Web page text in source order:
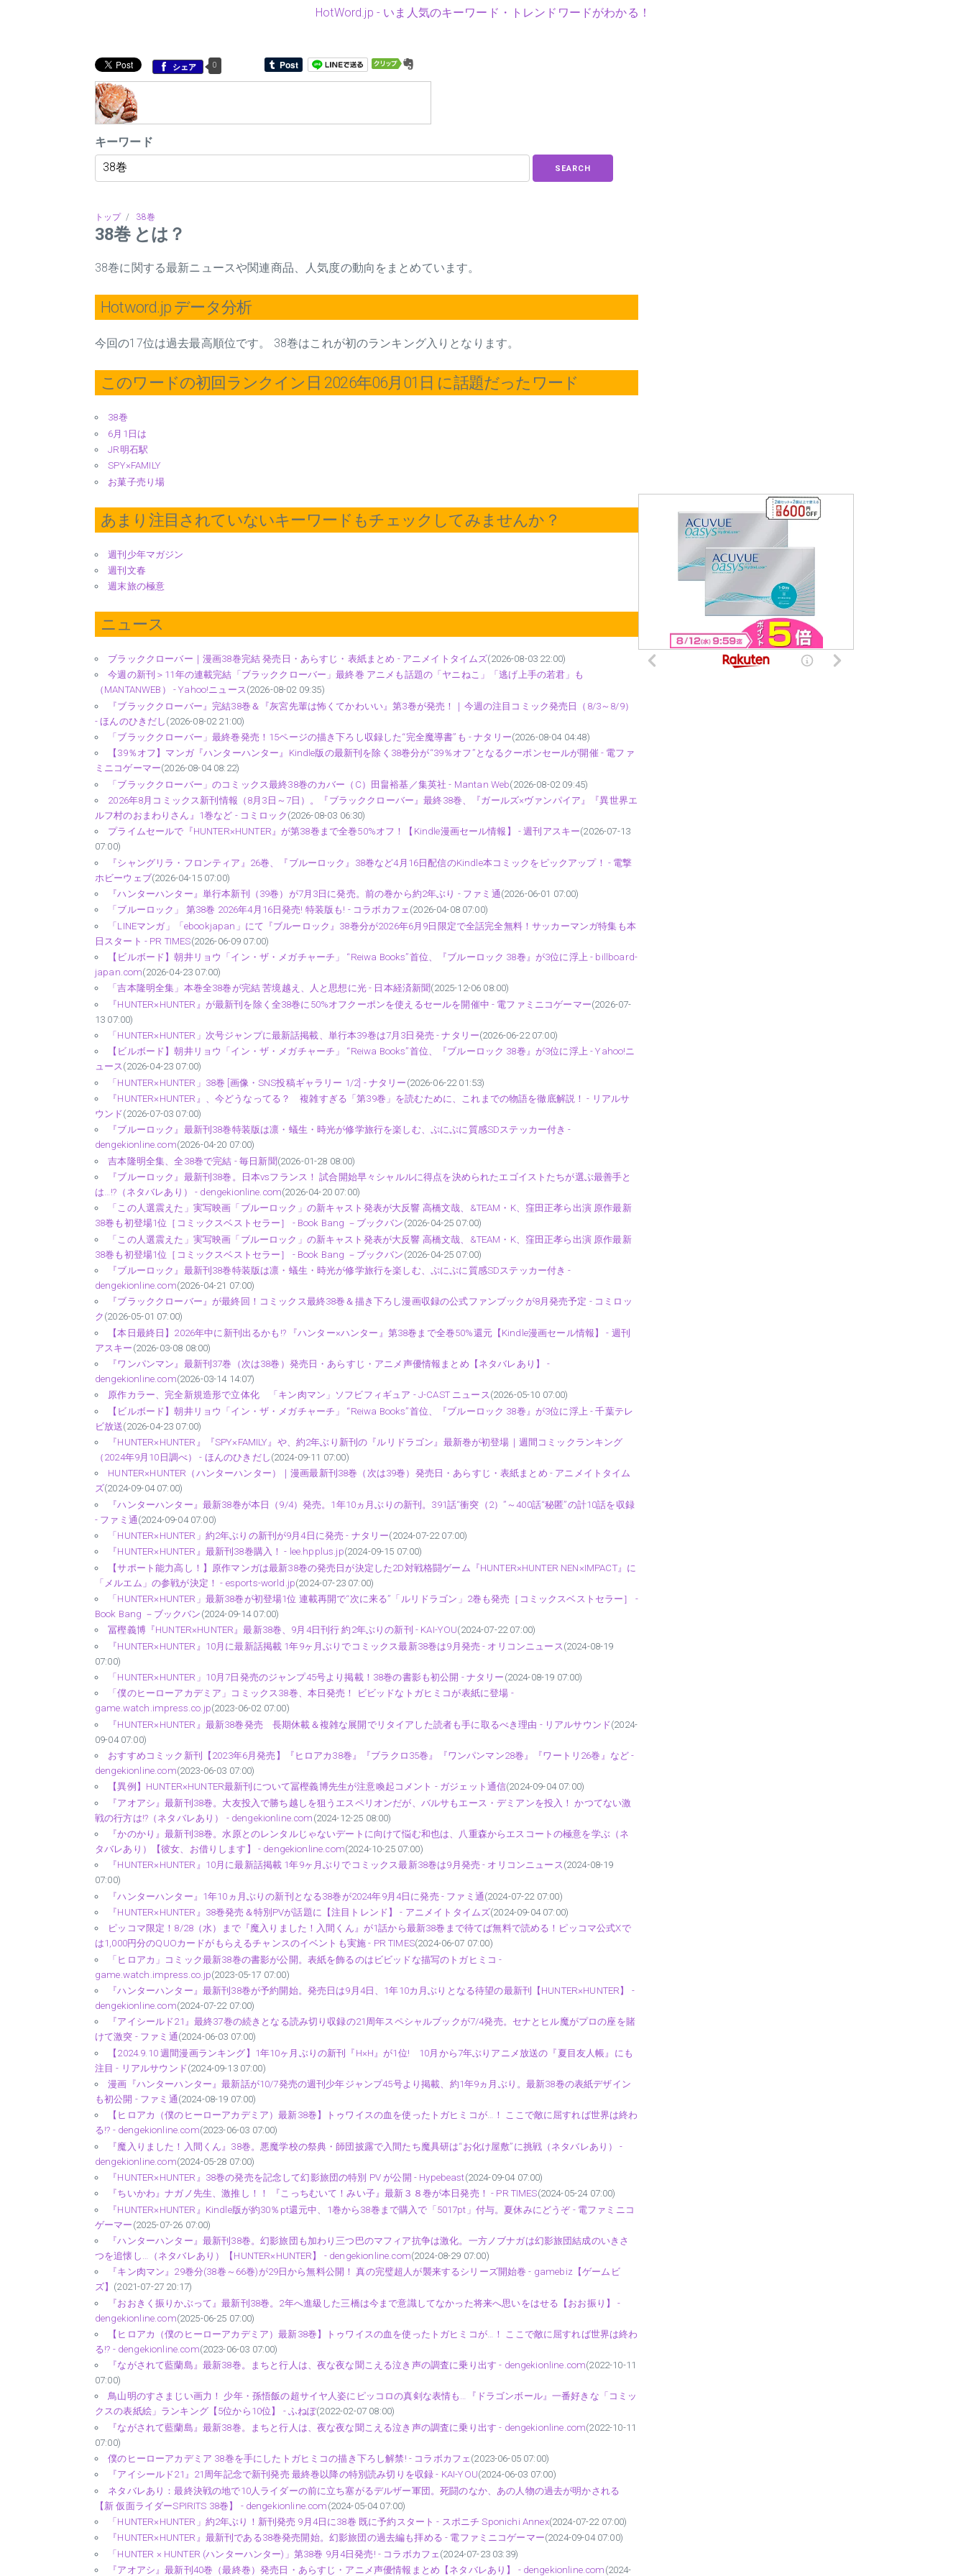
HotWord.jp - いま人気のキーワード・トレンドワードがわかる！
シェア 0
キーワード
SEARCH
トップ/ 38巻
38巻 とは？
38巻に関する最新ニュースや関連商品、人気度の動向をまとめています。
Hotword.jp データ分析
今回の17位は過去最高順位です。 38巻はこれが初のランキング入りとなります。
このワードの初回ランクイン日 2026年06月01日 に話題だったワード
38巻
6月1日は
JR明石駅
SPY×FAMILY
お菓子売り場
あまり注目されていないキーワードもチェックしてみませんか？
週刊少年マガジン
週刊文春
週末旅の極意
ニュース
ブラッククローバー｜漫画38巻完結 発売日・あらすじ・表紙まとめ - アニメイトタイムズ(2026-08-03 22:00)
今週の新刊＞11年の連載完結「ブラッククローバー」最終巻 アニメも話題の「ヤニねこ」「逃げ上手の若君」も
（MANTANWEB） - Yahoo!ニュース(2026-08-02 09:35)
『ブラッククローバー』完結38巻＆『灰宮先輩は怖くてかわいい』第3巻が発売！｜今週の注目コミック発売日（8/3～8/9）
- ほんのひきだし (2026-08-02 21:00)
「ブラッククローバー」最終巻発売！15ページの描き下ろし収録した“完全魔導書”も - ナタリー(2026-08-04 04:48)
【39％オフ】マンガ『ハンターハンター』Kindle版の最新刊を除く38巻分が“39％オフ”となるクーポンセールが開催 - 電ファ
ミニコゲーマー(2026-08-04 08:22)
「ブラッククローバー」のコミックス最終38巻のカバー（C）田畠裕基／集英社 - Mantan Web(2026-08-02 09:45)
2026年8月コミックス新刊情報（8月3日～7日）。『ブラッククローバー』最終38巻、『ガールズ×ヴァンパイア』『異世界エ
ルフ村のおまわりさん』1巻など - コミロック (2026-08-03 06:30)
プライムセールで『HUNTER×HUNTER』が第38巻まで全巻50%オフ！【Kindle漫画セール情報】 - 週刊アスキー(2026-07-13
07:00)
『シャングリラ・フロンティア』26巻、『ブルーロック』38巻など4月16日配信のKindle本コミックをピックアップ！ - 電撃
ホビーウェブ(2026-04-15 07:00)
『ハンターハンター』単行本新刊（39巻）が7月3日に発売。前の巻から約2年ぶり - ファミ通(2026-06-01 07:00)
「ブルーロック」 第38巻 2026年4月16日発売! 特装版も! - コラボカフェ (2026-04-08 07:00)
「LINEマンガ」「ebookjapan」にて『ブルーロック』38巻分が2026年6月9日限定で全話完全無料！サッカーマンガ特集も本
日スタート - PR TIMES(2026-06-09 07:00)
【ビルボード】朝井リョウ「イン・ザ・メガチャーチ」 “Reiwa Books”首位、『ブルーロック 38巻』が3位に浮上 - billboard-
japan.com(2026-04-23 07:00)
「吉本隆明全集」本巻全38巻が完結 苦境越え、人と思想に光 - 日本経済新聞(2025-12-06 08:00)
『HUNTER×HUNTER』が最新刊を除く全38巻に50%オフクーポンを使えるセールを開催中 - 電ファミニコゲーマー(2026-07-
13 07:00)
「HUNTER×HUNTER」次号ジャンプに最新話掲載、単行本39巻は7月3日発売 - ナタリー(2026-06-22 07:00)
【ビルボード】朝井リョウ「イン・ザ・メガチャーチ」 “Reiwa Books”首位、『ブルーロック 38巻』が3位に浮上 - Yahoo!ニ
ュース(2026-04-23 07:00)
「HUNTER×HUNTER」38巻 [画像・SNS投稿ギャラリー 1/2] - ナタリー (2026-06-22 01:53)
『HUNTER×HUNTER』、今どうなってる？ 複雑すぎる「第39巻」を読むために、これまでの物語を徹底解説！ - リアルサ
ウンド(2026-07-03 07:00)
『ブルーロック』最新刊38巻特装版は凛・蟻生・時光が修学旅行を楽しむ、ぷにぷに質感SDステッカー付き -
dengekionline.com(2026-04-20 07:00)
吉本隆明全集、全38巻で完結 - 毎日新聞(2026-01-28 08:00)
『ブルーロック』最新刊38巻。日本vsフランス！ 試合開始早々シャルルに得点を決められたエゴイストたちが選ぶ最善手と
は…!?（ネタバレあり） - dengekionline.com(2026-04-20 07:00)
「この人選震えた」実写映画「ブルーロック」の新キャスト発表が大反響 高橋文哉、&TEAM・K、窪田正孝ら出演 原作最新
38巻も初登場1位［コミックスベストセラー］ - Book Bang －ブックバン (2026-04-25 07:00)
「この人選震えた」実写映画「ブルーロック」の新キャスト発表が大反響 高橋文哉、&TEAM・K、窪田正孝ら出演 原作最新
38巻も初登場1位［コミックスベストセラー］ - Book Bang －ブックバン (2026-04-25 07:00)
『ブルーロック』最新刊38巻特装版は凛・蟻生・時光が修学旅行を楽しむ、ぷにぷに質感SDステッカー付き -
dengekionline.com(2026-04-21 07:00)
『ブラッククローバー』が最終回！コミックス最終38巻＆描き下ろし漫画収録の公式ファンブックが8月発売予定 - コミロッ
ク (2026-05-01 07:00)
【本日最終日】2026年中に新刊出るかも!? 『ハンター×ハンター』第38巻まで全巻50%還元【Kindle漫画セール情報】 - 週刊
アスキー (2026-03-08 08:00)
『ワンパンマン』最新刊37巻（次は38巻）発売日・あらすじ・アニメ声優情報まとめ【ネタバレあり】 -
dengekionline.com(2026-03-14 14:07)
原作カラー、完全新規造形で立体化 「キン肉マン」ソフビフィギュア - J-CAST ニュース(2026-05-10 07:00)
【ビルボード】朝井リョウ「イン・ザ・メガチャーチ」 “Reiwa Books”首位、『ブルーロック 38巻』が3位に浮上 - 千葉テレ
ビ放送(2026-04-23 07:00)
『HUNTER×HUNTER』『SPY×FAMILY』や、約2年ぶり新刊の『ルリドラゴン』最新巻が初登場｜週間コミックランキング
（2024年9月10日調べ） - ほんのひきだし (2024-09-11 07:00)
HUNTER×HUNTER（ハンターハンター）｜漫画最新刊38巻（次は39巻）発売日・あらすじ・表紙まとめ - アニメイトタイム
ズ(2024-09-04 07:00)
『ハンターハンター』最新38巻が本日（9/4）発売。1年10ヵ月ぶりの新刊。391話“衝突（2）”～400話“秘匿”の計10話を収録
- ファミ通(2024-09-04 07:00)
「HUNTER×HUNTER」約2年ぶりの新刊が9月4日に発売 - ナタリー(2024-07-22 07:00)
『HUNTER×HUNTER』最新刊38巻購入！ - lee.hpplus.jp(2024-09-15 07:00)
【サポート能力高し！】原作マンガは最新38巻の発売日が決定した2D対戦格闘ゲーム『HUNTER×HUNTER NEN×IMPACT』に
「メルエム」の参戦が決定！ - esports-world.jp(2024-07-23 07:00)
「HUNTER×HUNTER」最新38巻が初登場1位 連載再開で“次に来る”「ルリドラゴン」2巻も発売［コミックスベストセラー］ -
Book Bang －ブックバン (2024-09-14 07:00)
冨樫義博『HUNTER×HUNTER』最新38巻、9月4日刊行 約2年ぶりの新刊 - KAI-YOU(2024-07-22 07:00)
『HUNTER×HUNTER』10月に最新話掲載 1年9ヶ月ぶりでコミックス最新38巻は9月発売 - オリコンニュース (2024-08-19
07:00)
「HUNTER×HUNTER」10月7日発売のジャンプ45号より掲載！38巻の書影も初公開 - ナタリー (2024-08-19 07:00)
「僕のヒーローアカデミア」コミックス38巻、本日発売！ ビビッドなトガヒミコが表紙に登場 -
game.watch.impress.co.jp(2023-06-02 07:00)
『HUNTER×HUNTER』最新38巻発売 長期休載＆複雑な展開でリタイアした読者も手に取るべき理由 - リアルサウンド(2024-
09-04 07:00)
おすすめコミック新刊【2023年6月発売】『ヒロアカ38巻』『ブラクロ35巻』『ワンパンマン28巻』『ワートリ26巻』など -
dengekionline.com(2023-06-03 07:00)
【異例】HUNTER×HUNTER最新刊について冨樫義博先生が注意喚起コメント - ガジェット通信(2024-09-04 07:00)
『アオアシ』最新刊38巻。大友投入で勝ち越しを狙うエスペリオンだが、バルサもエース・デミアンを投入！ かつてない激
戦の行方は!?（ネタバレあり） - dengekionline.com (2024-12-25 08:00)
『かのかり』最新刊38巻。水原とのレンタルじゃないデートに向けて悩む和也は、八重森からエスコートの極意を学ぶ（ネ
タバレあり）【彼女、お借りします】 - dengekionline.com(2024-10-25 07:00)
『HUNTER×HUNTER』10月に最新話掲載 1年9ヶ月ぶりでコミックス最新38巻は9月発売 - オリコンニュース(2024-08-19
07:00)
『ハンターハンター』1年10ヵ月ぶりの新刊となる38巻が2024年9月4日に発売 - ファミ通(2024-07-22 07:00)
『HUNTER×HUNTER』38巻発売＆特別PVが話題に【注目トレンド】 - アニメイトタイムズ(2024-09-04 07:00)
ピッコマ限定！8/28（水）まで『魔入りました！入間くん』が1話から最新38巻まで待てば無料で読める！ピッコマ公式Xで
は1,000円分のQUOカードがもらえるチャンスのイベントも実施 - PR TIMES(2024-06-07 07:00)
「ヒロアカ」コミック最新38巻の書影が公開。表紙を飾るのはビビッドな描写のトガヒミコ -
game.watch.impress.co.jp(2023-05-17 07:00)
『ハンターハンター』最新刊38巻が予約開始。発売日は9月4日、1年10カ月ぶりとなる待望の最新刊【HUNTER×HUNTER】 -
dengekionline.com(2024-07-22 07:00)
『アイシールド21』最終37巻の続きとなる読み切り収録の21周年スペシャルブックが7/4発売。セナとヒル魔がプロの座を賭
けて激突 - ファミ通(2024-06-03 07:00)
【2024.9.10 週間漫画ランキング】1年10ヶ月ぶりの新刊『H×H』が1位! 10月から7年ぶりアニメ放送の『夏目友人帳』にも
注目 - リアルサウンド(2024-09-13 07:00)
漫画『ハンターハンター』最新話が10/7発売の週刊少年ジャンプ45号より掲載、約1年9ヵ月ぶり。最新38巻の表紙デザイン
も初公開 - ファミ通(2024-08-19 07:00)
【ヒロアカ（僕のヒーローアカデミア）最新38巻】トゥワイスの血を使ったトガヒミコが…！ ここで敵に屈すれば世界は終わ
る!? - dengekionline.com(2023-06-03 07:00)
『魔入りました！入間くん』38巻。悪魔学校の祭典・師団披露で入間たち魔具研は“お化け屋敷”に挑戦（ネタバレあり） -
dengekionline.com(2024-05-28 07:00)
『HUNTER×HUNTER』38巻の発売を記念して幻影旅団の特別 PV が公開 - Hypebeast(2024-09-04 07:00)
『ちいかわ』ナガノ先生、激推し！！ 『こっちむいて！みい子』最新３８巻が本日発売！ - PR TIMES(2024-05-24 07:00)
『HUNTER×HUNTER』Kindle版が約30％pt還元中、1巻から38巻まで購入で「5017pt」付与。夏休みにどうぞ - 電ファミニコ
ゲーマー (2025-07-26 07:00)
『ハンターハンター』最新刊38巻。幻影旅団も加わり三つ巴のマフィア抗争は激化。一方ノブナガは幻影旅団結成のいきさ
つを追懐し…（ネタバレあり）【HUNTER×HUNTER】 - dengekionline.com(2024-08-29 07:00)
『キン肉マン』29巻分(38巻～66巻)が29日から無料公開！ 真の完璧超人が襲来するシリーズ開始巻 - gamebiz【ゲームビ
ズ】 (2021-07-27 20:17)
『おおきく振りかぶって』最新刊38巻。2年へ進級した三橋は今まで意識してなかった将来へ思いをはせる【おお振り】 -
dengekionline.com(2025-06-25 07:00)
【ヒロアカ（僕のヒーローアカデミア）最新38巻】トゥワイスの血を使ったトガヒミコが…！ ここで敵に屈すれば世界は終わ
る!? - dengekionline.com(2023-06-03 07:00)
『ながされて藍蘭島』最新38巻。まちと行人は、夜な夜な聞こえる泣き声の調査に乗り出す - dengekionline.com(2022-10-11
07:00)
鳥山明のすさまじい画力！ 少年・孫悟飯の超サイヤ人姿にピッコロの真剣な表情も…『ドラゴンボール』一番好きな「コミッ
クスの表紙絵」ランキング【5位から10位】 - ふねぽ(2022-02-07 08:00)
『ながされて藍蘭島』最新38巻。まちと行人は、夜な夜な聞こえる泣き声の調査に乗り出す - dengekionline.com(2022-10-11
07:00)
僕のヒーローアカデミア 38巻を手にしたトガヒミコの描き下ろし解禁! - コラボカフェ (2023-06-05 07:00)
『アイシールド21』21周年記念で新刊発売 最終巻以降の特別読み切りを収録 - KAI-YOU(2024-06-03 07:00)
ネタバレあり：最終決戦の地で10人ライダーの前に立ち塞がるデルザー軍団。死闘のなか、あの人物の過去が明かされる
【新 仮面ライダーSPIRITS 38巻】 - dengekionline.com (2024-05-04 07:00)
「HUNTER×HUNTER」約2年ぶり！新刊発売 9月4日に38巻 既に予約スタート - スポニチ Sponichi Annex(2024-07-22 07:00)
『HUNTER×HUNTER』最新刊である38巻発売開始。幻影旅団の過去編も拝める - 電ファミニコゲーマー(2024-09-04 07:00)
「HUNTER × HUNTER (ハンターハンター)」第38巻 9月4日発売! - コラボカフェ (2024-07-23 03:39)
『アオアシ』最新刊40巻（最終巻）発売日・あらすじ・アニメ声優情報まとめ【ネタバレあり】 - dengekionline.com (2024-